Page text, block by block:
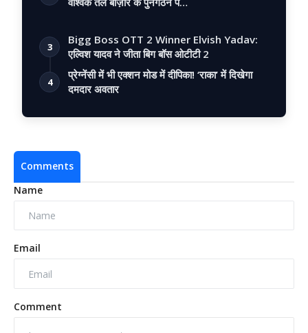
3
Bigg Boss OTT 2 Winner Elvish Yadav:
एल्विश यादव ने जीता बिग बॉस ओटीटी 2
4
प्रेग्नेंसी में भी एक्शन मोड में दीपिका! ‘राका’ में दिखेगा
दमदार अवतार
Comments
Name
Email
Comment